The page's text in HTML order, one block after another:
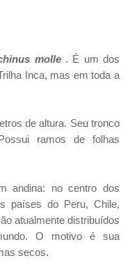
molle. É um dos
Inca, mas em toda a
de altura. Seu tronco
ramos de folhas
andina: no centro dos
países do Peru, Chile,
atualmente distribuídos
O motivo é sua
secos.